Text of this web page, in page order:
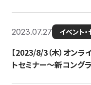
2023.07.27 イベント
【2023/8/3（木）オンラ
トセミナー〜新コング